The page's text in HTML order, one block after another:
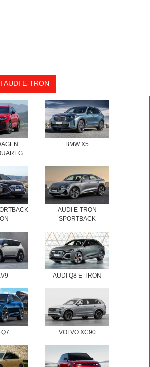
AUDI E-TRON
BMW X5
AUDI E-TRON
SPORTBACK
AUDI Q8 E-TRON
VOLVO XC90